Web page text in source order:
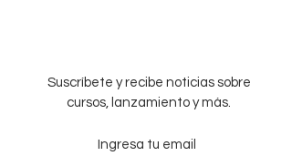
Suscríbete y recibe noticias sobre
cursos, lanzamiento y más.